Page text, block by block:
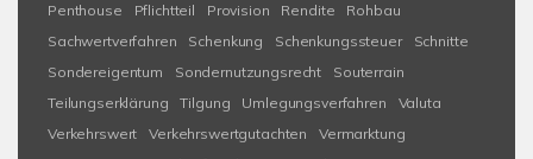
Penthouse
Pflichtteil Provision Rendite
Rohbau
Sachwertverfahren
Schenkung Schenkungssteuer
Schnitte
Sondereigentum
Sondernutzungsrecht
Souterrain
Teilungserklärung
Tilgung Umlegungsverfahren
Valuta
Verkehrswert
Verkehrswertgutachten
Vermarktung